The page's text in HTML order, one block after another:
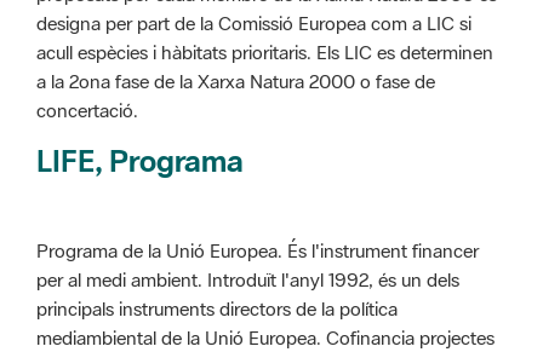
designa per part de la Comissió Europea com a LIC si
acull espècies i hàbitats prioritaris. Els LIC es determinen
a la 2ona fase de la Xarxa Natura 2000 o fase de
concertació.
LIFE, Programa
Programa de la Unió Europea. És l'instrument financer
per al medi ambient. Introduït l'anyl 1992, és un dels
principals instruments directors de la política
mediambiental de la Unió Europea. Cofinancia projectes